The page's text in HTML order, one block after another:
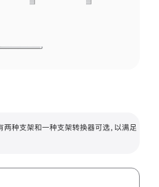
种支架和一种支架转换器可选，以满足